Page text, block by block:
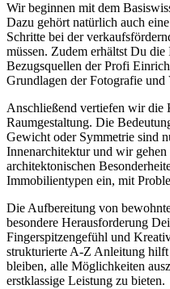
Wir beginnen mit dem
Dazu gehört natürlich auch
Schritte bei der
müssen. Zudem erhältst Du
Bezugsquellen der Profi
Grundlagen der Fotografie und
Anschließend vertiefen wir die
Raumgestaltung. Die
Gewicht oder Symmetrie sind
Innenarchitektur und wir
architektonischen
Immobilientypen ein, mit
Die Aufbereitung von
besondere Herausforderung
Fingerspitzengefühl und
strukturierte A-Z Anleitung
bleiben, alle Möglichkeiten
erstklassige Leistung zu bieten.